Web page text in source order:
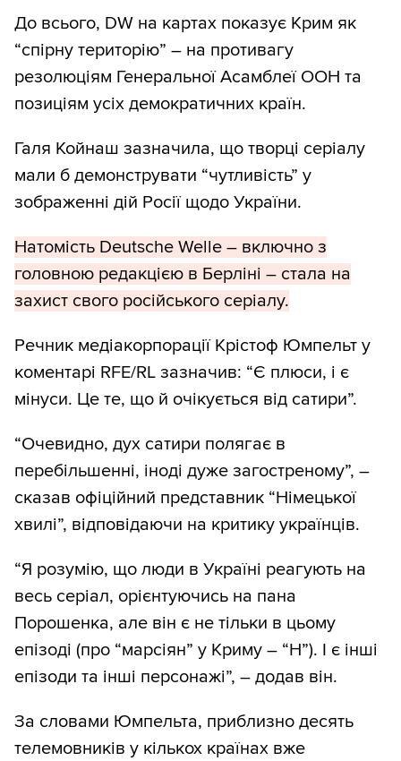
До всього, DW на картах показує Крим як
“спірну територію” – на противагу
резолюціям Генеральної Асамблеї ООН та
позиціям усіх демократичних країн.
Галя Койнаш зазначила, що творці серіалу
мали б демонструвати “чутливість” у
зображенні дій Росії щодо України.
Натомість Deutsche Welle – включно з
головною редакцією в Берліні – стала на
захист свого російського серіалу.
Речник медіакорпорації Крістоф Юмпельт у
коментарі RFE/RL зазначив: “Є плюси, і є
мінуси. Це те, що й очікується від сатири”.
“Очевидно, дух сатири полягає в
перебільшенні, іноді дуже загостреному”, –
сказав офіційний представник “Німецької
хвилі”, відповідаючи на критику українців.
“Я розумію, що люди в Україні реагують на
весь серіал, орієнтуючись на пана
Порошенка, але він є не тільки в цьому
епізоді (про “марсіян” у Криму – “Н”). І є інші
епізоди та інші персонажі”, – додав він.
За словами Юмпельта, приблизно десять
телемовників у кількох країнах вже